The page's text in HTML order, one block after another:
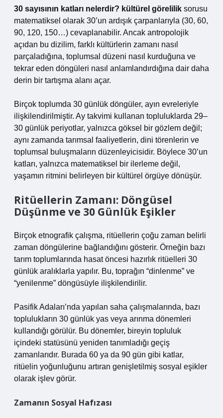
30 sayısının katları nelerdir? kültürel görelilik sorusu
matematiksel olarak 30’un ardışık çarpanlarıyla (30, 60,
90, 120, 150…) cevaplanabilir. Ancak antropolojik
açıdan bu dizilim, farklı kültürlerin zamanı nasıl
parçaladığına, toplumsal düzeni nasıl kurduğuna ve
tekrar eden döngüleri nasıl anlamlandırdığına dair daha
derin bir tartışma alanı açar.
Birçok toplumda 30 günlük döngüler, ayın evreleriyle
ilişkilendirilmiştir. Ay takvimi kullanan topluluklarda 29–
30 günlük periyotlar, yalnızca göksel bir gözlem değil;
aynı zamanda tarımsal faaliyetlerin, dini törenlerin ve
toplumsal buluşmaların düzenleyicisidir. Böylece 30’un
katları, yalnızca matematiksel bir ilerleme değil,
yaşamın ritmini belirleyen bir kültürel örgüye dönüşür.
Ritüellerin Zamanı: Döngüsel
Düşünme ve 30 Günlük Eşikler
Birçok etnografik çalışma, ritüellerin çoğu zaman belirli
zaman döngülerine bağlandığını gösterir. Örneğin bazı
tarım toplumlarında hasat öncesi hazırlık ritüelleri 30
günlük aralıklarla yapılır. Bu, toprağın “dinlenme” ve
“yenilenme” döngüsüyle ilişkilendirilir.
Pasifik Adaları’nda yapılan saha çalışmalarında, bazı
toplulukların 30 günlük yas veya arınma dönemleri
kullandığı görülür. Bu dönemler, bireyin topluluk
içindeki statüsünü yeniden tanımladığı geçiş
zamanlarıdır. Burada 60 ya da 90 gün gibi katlar,
ritüelin yoğunluğunu artıran genişletilmiş sosyal eşikler
olarak işlev görür.
Zamanın Sosyal Hafızası